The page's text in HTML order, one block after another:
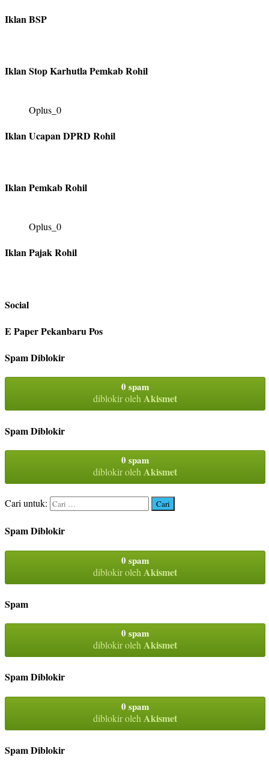
Iklan BSP
Iklan Stop Karhutla Pemkab Rohil
Oplus_0
Iklan Ucapan DPRD Rohil
Iklan Pemkab Rohil
Oplus_0
Iklan Pajak Rohil
Social
E Paper Pekanbaru Pos
Spam Diblokir
0 spam
diblokir olehAkismet
Spam Diblokir
0 spam
diblokir oleh Akismet
Cari untuk:
Spam Diblokir
0 spam
diblokir oleh Akismet
Spam
0 spam
diblokir olehAkismet
Spam Diblokir
0 spam
diblokir oleh Akismet
Spam Diblokir